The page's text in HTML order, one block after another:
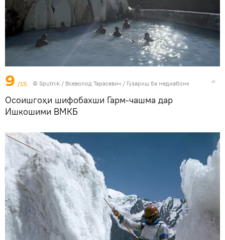
9 /15 © Sputnik / Всеволод Тарасевич / Гузариш ба медиабонк
Осоишгоҳи шифобахши Гарм-чашма дар
Ишкошими ВМКБ